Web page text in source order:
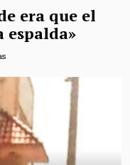
era que el
espalda»